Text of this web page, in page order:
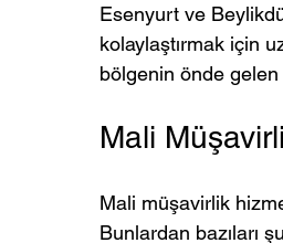
Esenyurt ve
kolaylaştırmak için
bölgenin önde
Mali
Mali müşavirlik
Bunlardan bazıları